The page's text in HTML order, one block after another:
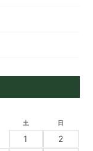
土 日
1
2